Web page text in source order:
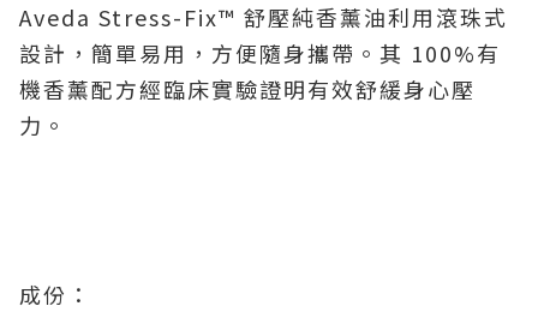
Aveda Stress-Fix™ 舒壓純香薰油利用滾珠式
設計，簡單易用，方便隨身攜帶。其 100%有
機香薰配方經臨床實驗證明有效舒緩身心壓
力。
成份：